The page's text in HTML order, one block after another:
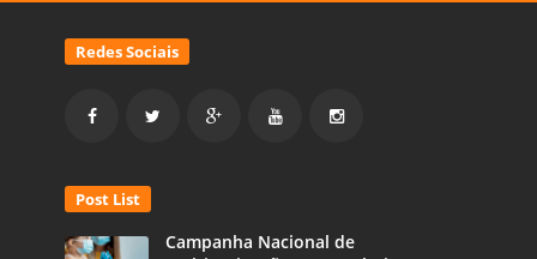
Redes Sociais
Post List
Campanha Nacional de